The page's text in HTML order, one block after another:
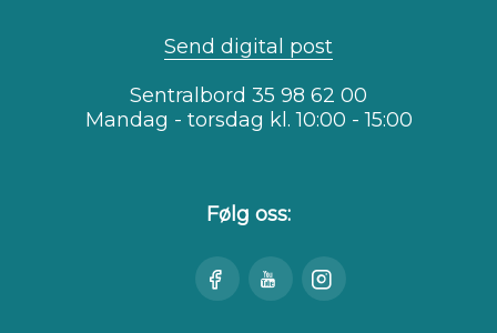
Send digital post
Sentralbord 35 98 62 00
Mandag - torsdag kl. 10:00 - 15:00
Følg oss:
Besøk Se
Besøk